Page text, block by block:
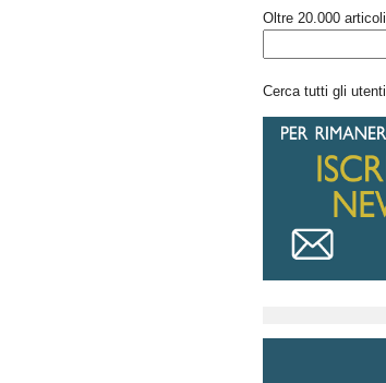
Oltre 20.000 articoli
Cerca tutti gli utenti